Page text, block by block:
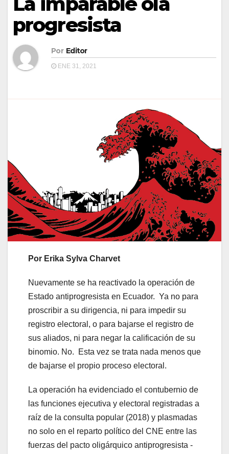
progresista
Por Editor
ENE 31, 2021
Por Erika Sylva Charvet
Nuevamente se ha reactivado la operación de
Estado antiprogresista en Ecuador. Ya no para
proscribir a su dirigencia, ni para impedir su
registro electoral, o para bajarse el registro de
sus aliados, ni para negar la calificación de su
binomio. No. Esta vez se trata nada menos que
de bajarse el propio proceso electoral.
La operación ha evidenciado el contubernio de
las funciones ejecutiva y electoral registradas a
raíz de la consulta popular (2018) y plasmadas
no solo en el reparto político del CNE entre las
fuerzas del pacto oligárquico antiprogresista -